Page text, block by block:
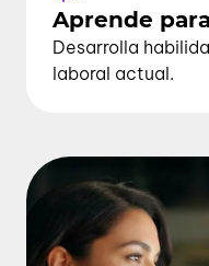
Aprende
Desarrolla
laboral actual.